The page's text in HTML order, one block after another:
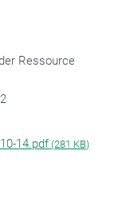
Ressource
14.pdf(281 KB)